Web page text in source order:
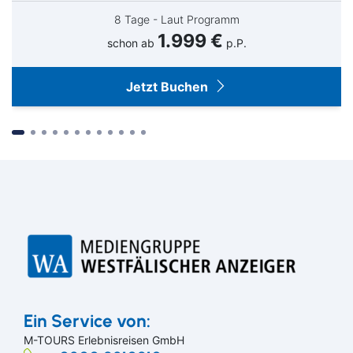
Suchen & Buchen
8 Tage - Laut Programm
schon ab 1.999 € p.P.
Jetzt Buchen
Ein Service von:
M-TOURS Erlebnisreisen GmbH